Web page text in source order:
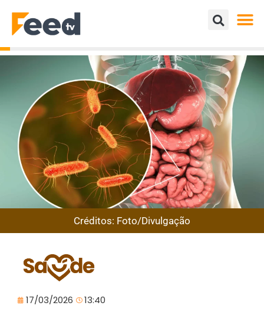
Créditos: Foto/Divulgação
17/03/2026 13:40